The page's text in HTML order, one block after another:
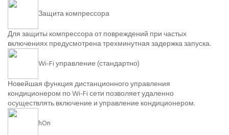
Защита компрессора
Для защиты компрессора от повреждений при частых
включениях предусмотрена трехминутная задержка запуска.
Wi-Fi управление (стандартно)
Новейшая функция дистанционного управления
кондиционером по Wi-Fi сети позволяет удаленно
осуществлять включение и управление кондиционером.
hOn